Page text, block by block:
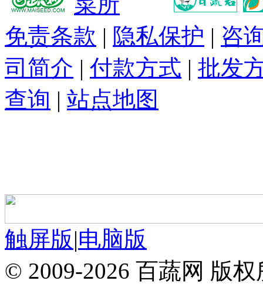
免责条款 | 隐私保护 | 咨
司简介 | 付款方式 | 批发
查询 | 站点地图
触屏版|电脑版
© 2009-2026 百蔬网 版